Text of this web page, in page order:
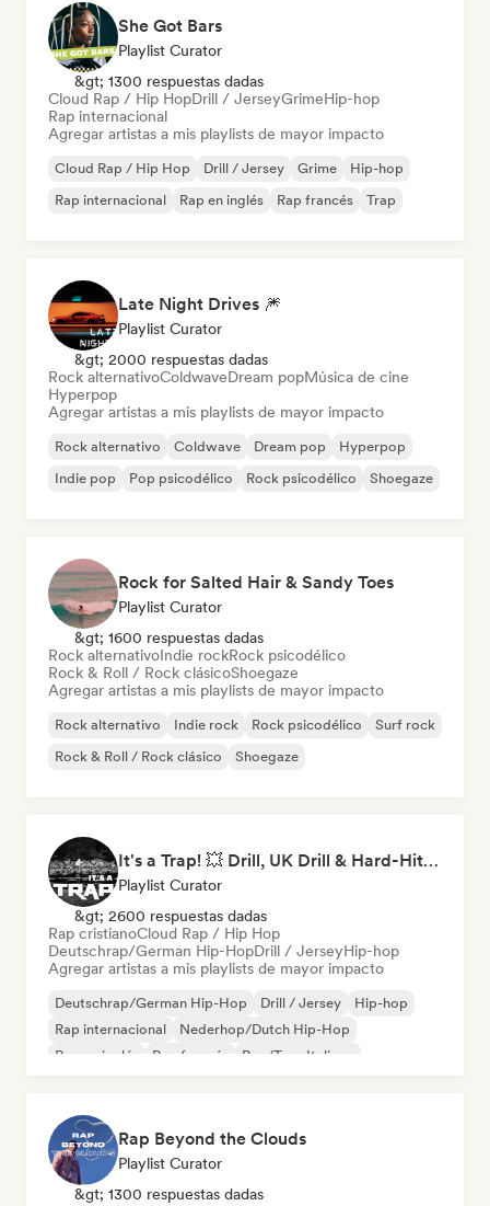
She Got Bars
Playlist Curator
&gt; 1300 respuestas dadas
Cloud Rap / Hip HopDrill / JerseyGrimeHip-hop
Rap internacional
Agregar artistas a mis playlists de mayor impacto
Cloud Rap / Hip Hop Drill / Jersey Grime
Hip-hop
Rap internacional
Rap en inglés Rap francés Trap
Late Night Drives 🎆
Playlist Curator
&gt; 2000 respuestas dadas
Rock alternativoColdwaveDream popMúsica de cine
Hyperpop
Agregar artistas a mis playlists de mayor impacto
Rock alternativo Coldwave Dream pop
Hyperpop
Indie pop
Pop psicodélico Rock psicodélico Shoegaze
Rock for Salted Hair & Sandy Toes
Playlist Curator
&gt; 1600 respuestas dadas
Rock alternativoIndie rockRock psicodélico
Rock & Roll / Rock clásicoShoegaze
Agregar artistas a mis playlists de mayor impacto
Rock alternativo Indie rock Rock psicodélico
Surf rock
Rock & Roll / Rock clásico
Shoegaze
It's a Trap! 💥 Drill, UK Drill & Hard-Hitting Trap
Playlist Curator
&gt; 2600 respuestas dadas
Rap cristianoCloud Rap / Hip Hop
Deutschrap/German Hip-HopDrill / JerseyHip-hop
Agregar artistas a mis playlists de mayor impacto
Deutschrap/German Hip-Hop Drill / Jersey
Hip-hop
Rap internacional
Nederhop/Dutch Hip-Hop
Rap en inglés
Rap francés Rap/Trap Italiano
Rap Beyond the Clouds
Playlist Curator
&gt; 1300 respuestas dadas